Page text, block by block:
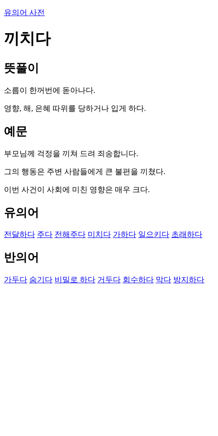
유의어 사전
끼치다
뜻풀이
소름이 한꺼번에 돋아나다.
영향, 해, 은혜 따위를 당하거나 입게 하다.
예문
부모님께 걱정을 끼쳐 드려 죄송합니다.
그의 행동은 주변 사람들에게 큰 불편을 끼쳤다.
이번 사건이 사회에 미친 영향은 매우 크다.
유의어
전달하다 주다 전해주다 미치다 가하다 일으키다 초래하다
반의어
가두다 숨기다 비밀로 하다 거두다 회수하다 막다 방지하다